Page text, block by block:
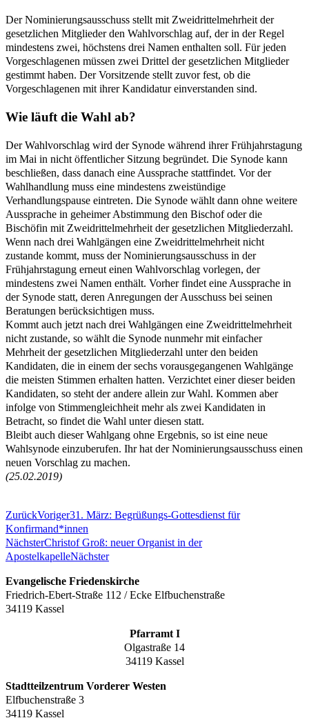
Der Nominierungsausschuss stellt mit Zweidrittelmehrheit der
gesetzlichen Mitglieder den Wahlvorschlag auf, der in der Regel
mindestens zwei, höchstens drei Namen enthalten soll. Für jeden
Vorgeschlagenen müssen zwei Drittel der gesetzlichen Mitglieder
gestimmt haben. Der Vorsitzende stellt zuvor fest, ob die
Vorgeschlagenen mit ihrer Kandidatur einverstanden sind.
Wie läuft die Wahl ab?
Der Wahlvorschlag wird der Synode während ihrer Frühjahrstagung
im Mai in nicht öffentlicher Sitzung begründet. Die Synode kann
beschließen, dass danach eine Aussprache stattfindet. Vor der
Wahlhandlung muss eine mindestens zweistündige
Verhandlungspause eintreten. Die Synode wählt dann ohne weitere
Aussprache in geheimer Abstimmung den Bischof oder die
Bischöfin mit Zweidrittelmehrheit der gesetzlichen Mitgliederzahl.
Wenn nach drei Wahlgängen eine Zweidrittelmehrheit nicht
zustande kommt, muss der Nominierungsausschuss in der
Frühjahrstagung erneut einen Wahlvorschlag vorlegen, der
mindestens zwei Namen enthält. Vorher findet eine Aussprache in
der Synode statt, deren Anregungen der Ausschuss bei seinen
Beratungen berücksichtigen muss.
Kommt auch jetzt nach drei Wahlgängen eine Zweidrittelmehrheit
nicht zustande, so wählt die Synode nunmehr mit einfacher
Mehrheit der gesetzlichen Mitgliederzahl unter den beiden
Kandidaten, die in einem der sechs vorausgegangenen Wahlgänge
die meisten Stimmen erhalten hatten. Verzichtet einer dieser beiden
Kandidaten, so steht der andere allein zur Wahl. Kommen aber
infolge von Stimmengleichheit mehr als zwei Kandidaten in
Betracht, so findet die Wahl unter diesen statt.
Bleibt auch dieser Wahlgang ohne Ergebnis, so ist eine neue
Wahlsynode einzuberufen. Ihr hat der Nominierungsausschuss einen
neuen Vorschlag zu machen.
(25.02.2019)
ZurückVoriger31. März: Begrüßungs-Gottesdienst für
Konfirmand*innen
NächsterChristof Groß: neuer Organist in der
ApostelkapelleNächster
Evangelische Friedenskirche
Friedrich-Ebert-Straße 112 / Ecke Elfbuchenstraße
34119 Kassel
Pfarramt I
Olgastraße 14
34119 Kassel
Stadtteilzentrum Vorderer Westen
Elfbuchenstraße 3
34119 Kassel